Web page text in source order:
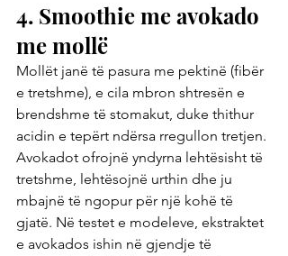
4. Smoothie me avokado
me mollë
Mollët janë të pasura me pektinë (fibër
e tretshme), e cila mbron shtresën e
brendshme të stomakut, duke thithur
acidin e tepërt ndërsa rregullon tretjen.
Avokadot ofrojnë yndyrna lehtësisht të
tretshme, lehtësojnë urthin dhe ju
mbajnë të ngopur për një kohë të
gjatë. Në testet e modeleve, ekstraktet
e avokados ishin në gjendje të